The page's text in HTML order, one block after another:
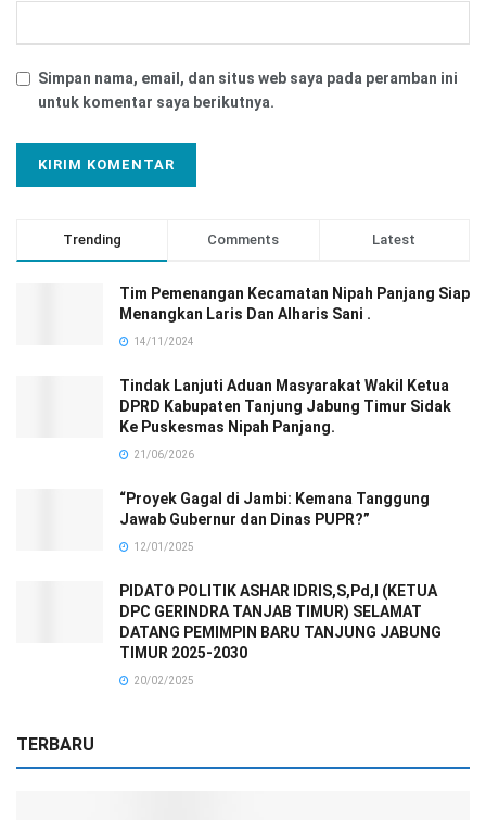
Simpan nama, email, dan situs web saya pada peramban ini
untuk komentar saya berikutnya.
Trending Comments Latest
Tim Pemenangan Kecamatan Nipah Panjang Siap
Menangkan Laris Dan Alharis Sani .
14/11/2024
Tindak Lanjuti Aduan Masyarakat Wakil Ketua
DPRD Kabupaten Tanjung Jabung Timur Sidak
Ke Puskesmas Nipah Panjang.
21/06/2026
“Proyek Gagal di Jambi: Kemana Tanggung
Jawab Gubernur dan Dinas PUPR?”
12/01/2025
PIDATO POLITIK ASHAR IDRIS,S,Pd,I (KETUA
DPC GERINDRA TANJAB TIMUR) SELAMAT
DATANG PEMIMPIN BARU TANJUNG JABUNG
TIMUR 2025-2030
20/02/2025
TERBARU